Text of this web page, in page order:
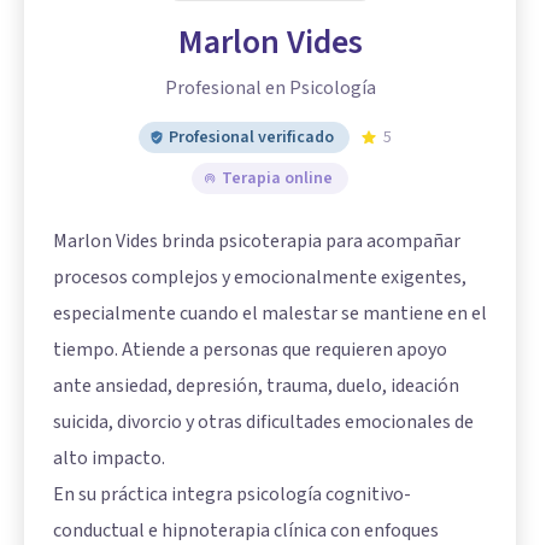
Marlon Vides
Profesional en Psicología
Profesional verificado
5
Terapia online
Marlon Vides brinda psicoterapia para acompañar
procesos complejos y emocionalmente exigentes,
especialmente cuando el malestar se mantiene en el
tiempo. Atiende a personas que requieren apoyo
ante ansiedad, depresión, trauma, duelo, ideación
suicida, divorcio y otras dificultades emocionales de
alto impacto.
En su práctica integra psicología cognitivo-
conductual e hipnoterapia clínica con enfoques